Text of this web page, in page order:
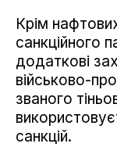
Крім
санкційного
додаткові
військово-
званого
санкцій.